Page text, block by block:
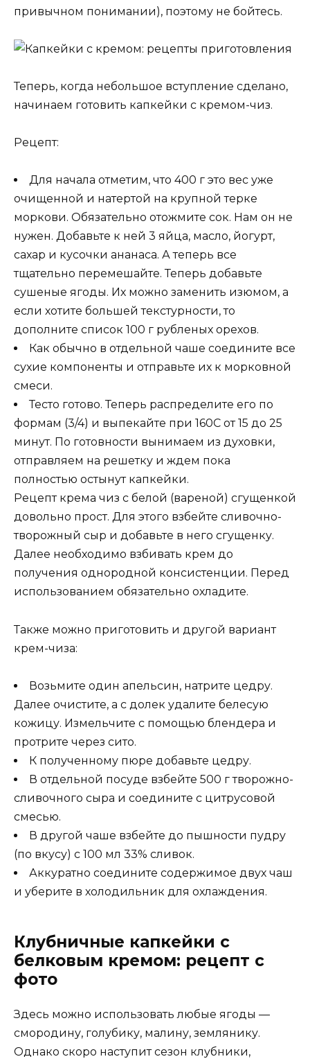
привычном понимании), поэтому не бойтесь.
Теперь, когда небольшое вступление сделано,
начинаем готовить капкейки с кремом-чиз.
Рецепт:
Для начала отметим, что 400 г это вес уже
очищенной и натертой на крупной терке
моркови. Обязательно отожмите сок. Нам он не
нужен. Добавьте к ней 3 яйца, масло, йогурт,
сахар и кусочки ананаса. А теперь все
тщательно перемешайте. Теперь добавьте
сушеные ягоды. Их можно заменить изюмом, а
если хотите большей текстурности, то
дополните список 100 г рубленых орехов.
Как обычно в отдельной чаше соедините все
сухие компоненты и отправьте их к морковной
смеси.
Тесто готово. Теперь распределите его по
формам (3/4) и выпекайте при 160С от 15 до 25
минут. По готовности вынимаем из духовки,
отправляем на решетку и ждем пока
полностью остынут капкейки.
Рецепт крема чиз с белой (вареной) сгущенкой
довольно прост. Для этого взбейте сливочно-
творожный сыр и добавьте в него сгущенку.
Далее необходимо взбивать крем до
получения однородной консистенции. Перед
использованием обязательно охладите.
Также можно приготовить и другой вариант
крем-чиза:
Возьмите один апельсин, натрите цедру.
Далее очистите, а с долек удалите белесую
кожицу. Измельчите с помощью блендера и
протрите через сито.
К полученному пюре добавьте цедру.
В отдельной посуде взбейте 500 г творожно-
сливочного сыра и соедините с цитрусовой
смесью.
В другой чаше взбейте до пышности пудру
(по вкусу) с 100 мл 33% сливок.
Аккуратно соедините содержимое двух чаш
и уберите в холодильник для охлаждения.
Клубничные капкейки с
белковым кремом: рецепт с
фото
Здесь можно использовать любые ягоды —
смородину, голубику, малину, землянику.
Однако скоро наступит сезон клубники,